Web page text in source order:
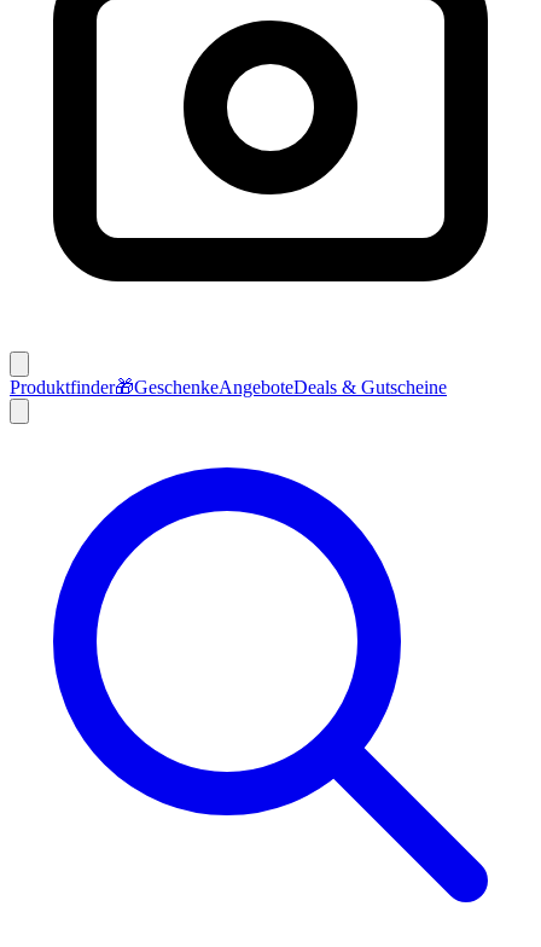
Produktfinder🎁GeschenkeAngeboteDeals & Gutscheine